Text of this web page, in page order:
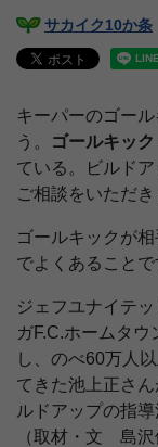
サカイク10か条
キーパーのゴー
う。
ゴールキッ
ている。ビルド
ご相談をいただき
ゴールキックが
でよくあることで
ジェフユナイテ
ガF.C.ホームタ
し、のべ60万人
てきた池上正さ
ルドアップの指導
（取材・文 島沢